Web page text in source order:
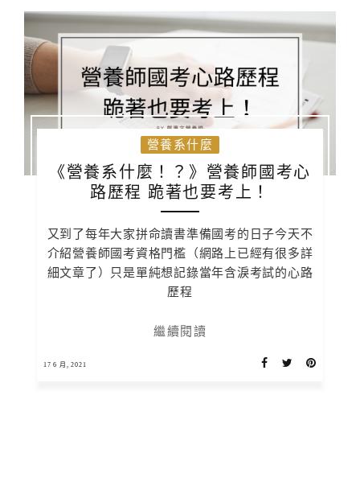
營養系什麼
《營養系什麼！？》營養師國考心
路歷程 跪著也要考上！
又到了每年大家拼命讀書準備國考的日子今天不
介紹營養師國考資格門檻（網路上已經有很多詳
細文章了）只是單純想記錄當年含淚考試的心路
歷程
繼續閱讀
17 6 月, 2021